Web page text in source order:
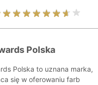
Polska
Polska to uznana marka,
się w oferowaniu farb